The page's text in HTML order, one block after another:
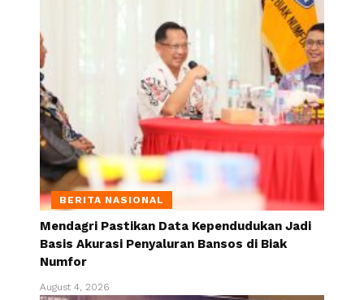
BERITA NASIONAL
Mendagri Pastikan Data Kependudukan Jadi
Basis Akurasi Penyaluran Bansos di Biak
Numfor
August 4, 2026